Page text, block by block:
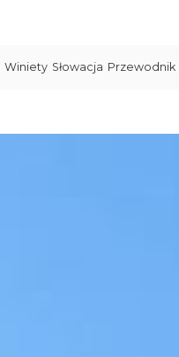
Winiety Słowacja Przewodnik